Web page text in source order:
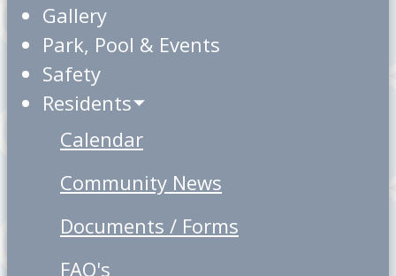
Gallery
Park, Pool & Events
Safety
Residents
Calendar
Community News
Documents / Forms
FAQ's